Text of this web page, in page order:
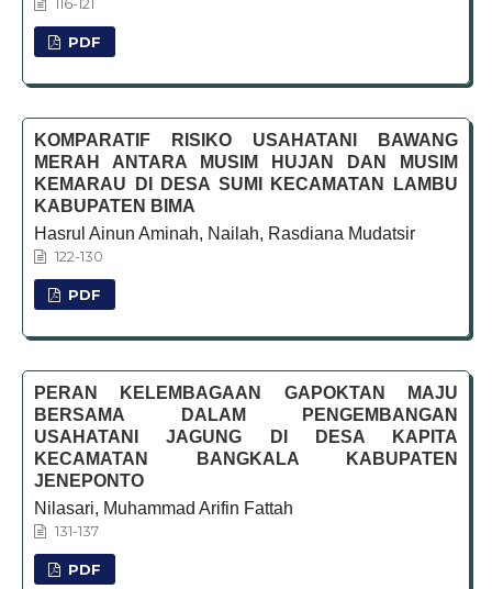
116-121
PDF
KOMPARATIF RISIKO USAHATANI BAWANG
MERAH ANTARA MUSIM HUJAN DAN MUSIM
KEMARAU DI DESA SUMI KECAMATAN LAMBU
KABUPATEN BIMA
Hasrul Ainun Aminah, Nailah, Rasdiana Mudatsir
122-130
PDF
PERAN KELEMBAGAAN GAPOKTAN MAJU
BERSAMA DALAM PENGEMBANGAN
USAHATANI JAGUNG DI DESA KAPITA
KECAMATAN BANGKALA KABUPATEN
JENEPONTO
Nilasari, Muhammad Arifin Fattah
131-137
PDF